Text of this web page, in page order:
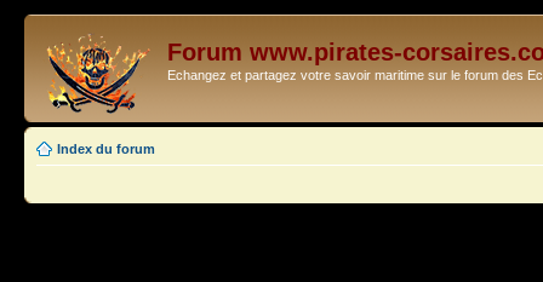
Forum www.pirates-
Echangez et partagez votre savoir maritime sur le forum des
Index du forum